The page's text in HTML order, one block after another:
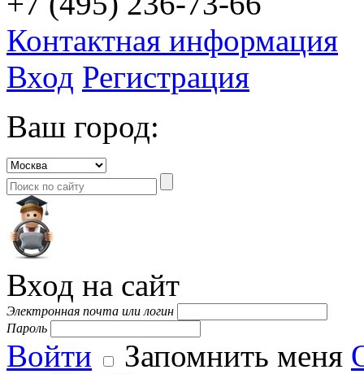
Контактная информация
Вход Регистрация
Ваш город:
Вход на сайт
Электронная почта или логин
Пароль
Войти Запомнить меня